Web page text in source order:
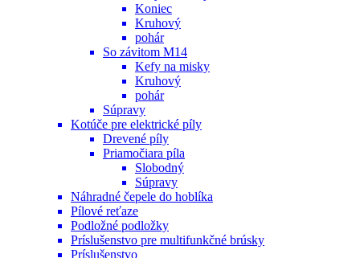
Koniec
Kruhový
pohár
So závitom M14
Kefy na misky
Kruhový
pohár
Súpravy
Kotúče pre elektrické píly
Drevené píly
Priamočiara píla
Slobodný
Súpravy
Náhradné čepele do hoblíka
Pílové reťaze
Podložné podložky
Príslušenstvo pre multifunkčné brúsky
Príslušenstvo